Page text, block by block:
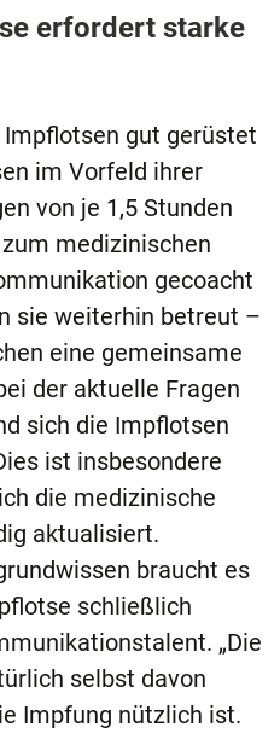
erfordert starke
gut gerüstet
im Vorfeld ihrer
von je 1,5 Stunden
medizinischen
gecoacht
sie weiterhin betreut –
eine gemeinsame
der aktuelle Fragen
sich die Impflotsen
ist insbesondere
die medizinische
aktualisiert.
braucht es
schließlich
„Die
selbst davon
Impfung nützlich ist.